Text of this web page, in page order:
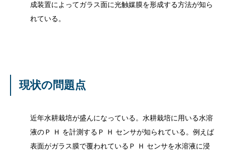
成装置によってガラス面に光触媒膜を形成する方法が知ら
れている。
現状の問題点
近年水耕栽培が盛んになっている。水耕栽培に用いる水溶
液のＰ Ｈ を計測するＰ Ｈ センサが知られている。例えば
表面がガラス膜で覆われているＰ Ｈ センサを水溶液に浸